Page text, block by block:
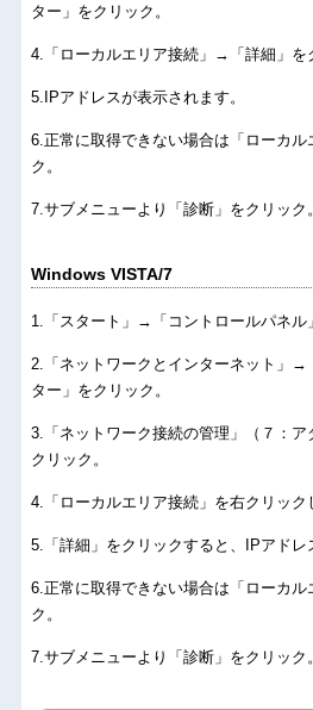
ター」をクリック。
.「ローカルエリア接続」→「詳細」を
.IPアドレスが表示されます。
.正常に取得できない場合は「ローカ
ク。
.サブメニューより「診断」をクリック。
Windows VISTA/7
.「スタート」→「コントロールパネル
.「ネットワークとインターネット」
ター」をクリック。
.「ネットワーク接続の管理」（７：
クリック。
.「ローカルエリア接続」を右クリック
.「詳細」をクリックすると、IPアドレ
.正常に取得できない場合は「ローカ
ク。
.サブメニューより「診断」をクリック。